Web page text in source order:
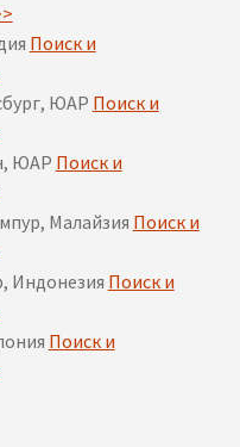
Поиск и
ЮАР Поиск и
ЮАР Поиск и
Малайзия Поиск и
Индонезия Поиск и
Поиск и